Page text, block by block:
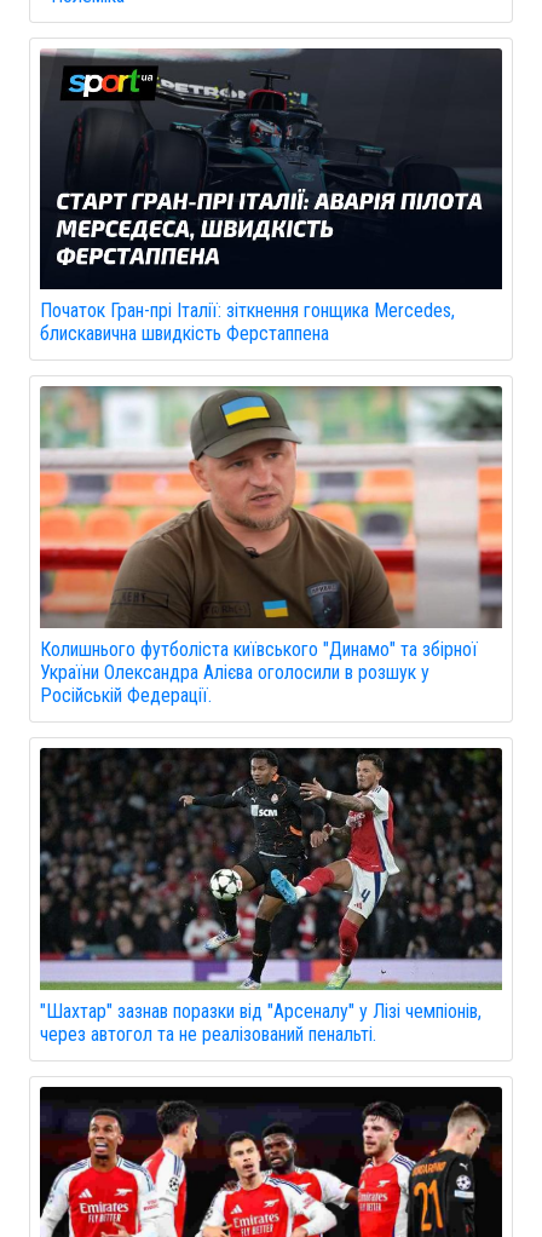
Початок Гран-прі Італії: зіткнення гонщика Mercedes,
блискавична швидкість Ферстаппена
Колишнього футболіста київського "Динамо" та збірної
України Олександра Алієва оголосили в розшук у
Російській Федерації.
"Шахтар" зазнав поразки від "Арсеналу" у Лізі чемпіонів,
через автогол та не реалізований пенальті.